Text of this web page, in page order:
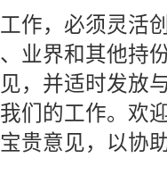
作，必须灵活
业界和其他持
，并适时发放
们的工作。欢
贵意见，以协